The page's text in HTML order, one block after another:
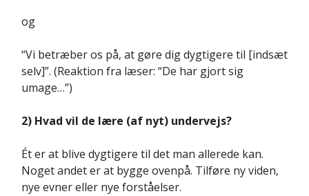
og
“Vi betræber os på, at gøre dig dygtigere til [indsæt
selv]”. (Reaktion fra læser: “De har gjort sig
umage…”)
2) Hvad vil de lære (af nyt) undervejs?
Ét er at blive dygtigere til det man allerede kan.
Noget andet er at bygge ovenpå. Tilføre ny viden,
nye evner eller nye forståelser.